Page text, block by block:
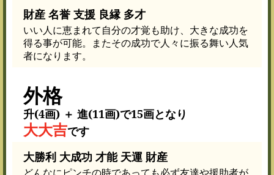
財産 名誉 支援 良縁 多才
いい人に恵まれて自分の才覚も助け、大きな成功を
得る事が可能。またその成功で人々に振る舞い人気
者になります。
外格
升(4画) ＋ 進(11画)で15画となり
大大吉です
大勝利 大成功 才能 天運 財産